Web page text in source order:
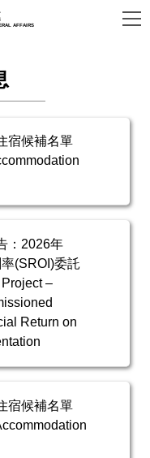
AFFAIRS
宿候補名單
：2026年
(SROI)委託
–
Return on
宿候補名單